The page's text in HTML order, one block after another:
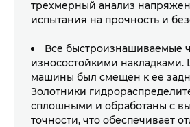
трехмерный анализ
испытания на прочность и
Все быстроизнашиваемые
износостойкими накладками.
машины был смещен к ее
Золотники
сплошными и обработаны с
точности, что обеспечивает